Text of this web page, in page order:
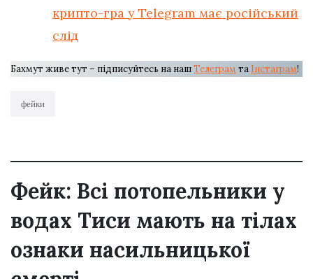
крипто-гра у Telegram має російський
слід
Бахмут живе тут – підписуйтесь на нашТелеграм та Інстаграм!
фейки
Фейк: Всі потопельники у
водах Тиси мають на тілах
ознаки насильницької